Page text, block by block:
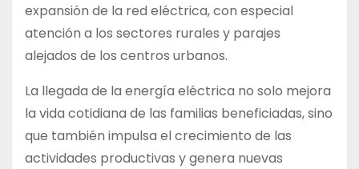
expansión de la red eléctrica, con especial
atención a los sectores rurales y parajes
alejados de los centros urbanos.
La llegada de la energía eléctrica no solo mejora
la vida cotidiana de las familias beneficiadas, sino
que también impulsa el crecimiento de las
actividades productivas y genera nuevas